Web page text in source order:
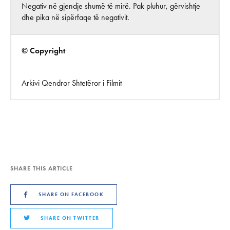
Negativ në gjendje shumë të mirë. Pak pluhur, gërvishtje
dhe pika në sipërfaqe të negativit.
© Copyright
Arkivi Qendror Shtetëror i Filmit
SHARE THIS ARTICLE
SHARE ON FACEBOOK
SHARE ON TWITTER